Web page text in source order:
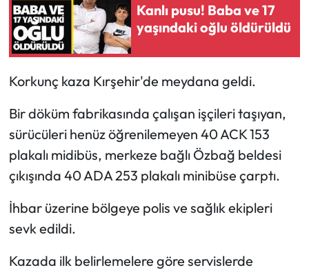
Kanlı pusu! Baba ve 17
yaşındaki oğlu öldürüldü
Korkunç kaza Kırşehir'de meydana geldi.
Bir döküm fabrikasında çalışan işçileri taşıyan,
sürücüleri henüz öğrenilemeyen 40 ACK 153
plakalı midibüs, merkeze bağlı Özbağ beldesi
çıkışında 40 ADA 253 plakalı minibüse çarptı.
İhbar üzerine bölgeye polis ve sağlık ekipleri
sevk edildi.
Kazada ilk belirlemelere göre servislerde
HABER İLAN